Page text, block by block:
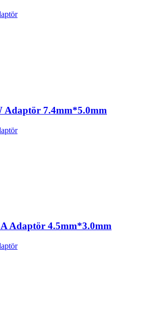
7.4mm*5.0mm
Adaptör 4.5mm*3.0mm